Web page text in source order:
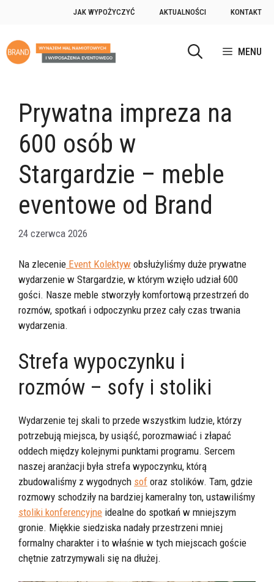
treści
JAK WYPOŻYCZYĆ AKTUALNOŚCI KONTAKT
MENU
Prywatna impreza na
600 osób w
Stargardzie – meble
eventowe od Brand
24 czerwca 2026
Na zlecenie Event Kolektyw obsłużyliśmy duże prywatne
wydarzenie w Stargardzie, w którym wzięło udział 600
gości. Nasze meble stworzyły komfortową przestrzeń do
rozmów, spotkań i odpoczynku przez cały czas trwania
wydarzenia.
Strefa wypoczynku i
rozmów – sofy i stoliki
Wydarzenie tej skali to przede wszystkim ludzie, którzy
potrzebują miejsca, by usiąść, porozmawiać i złapać
oddech między kolejnymi punktami programu. Sercem
naszej aranżacji była strefa wypoczynku, którą
zbudowaliśmy z wygodnych sof oraz stolików. Tam, gdzie
rozmowy schodziły na bardziej kameralny ton, ustawiliśmy
stoliki konferencyjne idealne do spotkań w mniejszym
gronie. Miękkie siedziska nadały przestrzeni mniej
formalny charakter i to właśnie w tych miejscach goście
chętnie zatrzymywali się na dłużej.